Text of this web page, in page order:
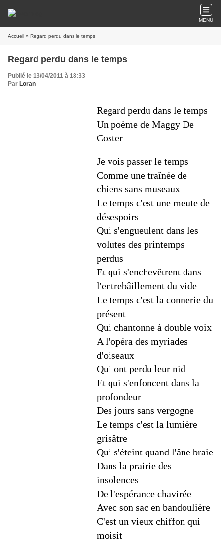
MENU
Accueil » Regard perdu dans le temps
Regard perdu dans le temps
Publié le 13/04/2011 à 18:33
Par Loran
Regard perdu dans le temps
Un poème de Maggy De
Coster
Je vois passer le temps
Comme une traînée de
chiens sans museaux
Le temps c'est une meute de
désespoirs
Qui s'engueulent dans les
volutes des printemps
perdus
Et qui s'enchevêtrent dans
l'entrebâillement du vide
Le temps c'est la connerie du
présent
Qui chantonne à double voix
A l'opéra des myriades
d'oiseaux
Qui ont perdu leur nid
Et qui s'enfoncent dans la
profondeur
Des jours sans vergogne
Le temps c'est la lumière
grisâtre
Qui s'éteint quand l'âne braie
Dans la prairie des
insolences
De l'espérance chavirée
Avec son sac en bandoulière
C'est un vieux chiffon qui
moisit